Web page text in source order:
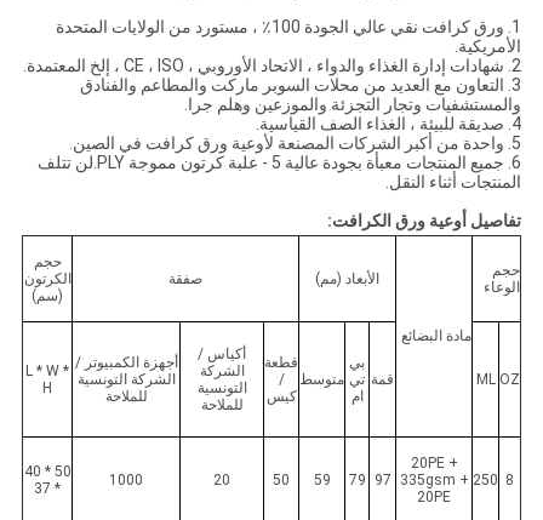
1. ورق كرافت نقي عالي الجودة 100٪ ، مستورد من الولايات المتحدة
الأمريكية.
2. شهادات إدارة الغذاء والدواء ، الاتحاد الأوروبي ، CE ، ISO ، إلخ المعتمدة.
3. التعاون مع العديد من محلات السوبر ماركت والمطاعم والفنادق
والمستشفيات وتجار التجزئة والموزعين وهلم جرا.
4. صديقة للبيئة ، الغذاء الصف القياسية.
5. واحدة من أكبر الشركات المصنعة لأوعية ورق كرافت في الصين.
6. جميع المنتجات معبأة بجودة عالية 5 - علبة كرتون مموجة PLY.لن تتلف
المنتجات أثناء النقل.
تفاصيل أوعية ورق الكرافت:
حجم
الوعاء
مادة البضائع
الأبعاد (مم) صفقة
حجم
الكرتون
(سم)
OZ
ML قمة
بي
تي
ام
متوسط
قطعة
/
كيس
أكياس /
الشركة
التونسية
للملاحة
أجهزة الكمبيوتر /
الشركة التونسية
للملاحة
L * W *
H
8
250
20PE +
335gsm +
20PE
97
79
59
50
20
1000
50 * 40
* 37